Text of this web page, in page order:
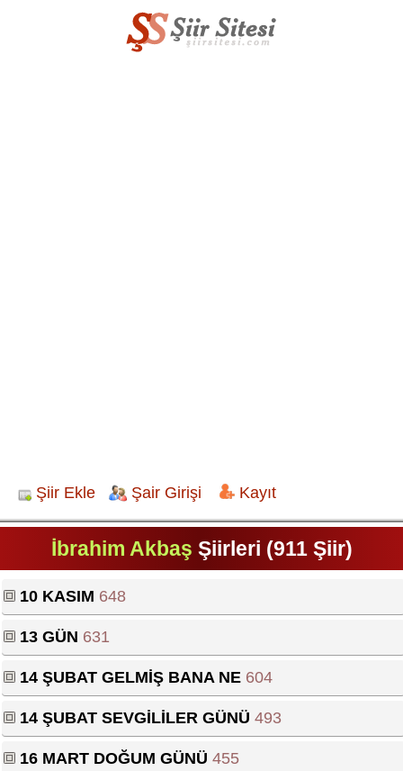
Şiir Ekle Şair Girişi Kayıt
İbrahim Akbaş Şiirleri (911 Şiir)
10 KASIM 648
13 GÜN 631
14 ŞUBAT GELMİŞ BANA NE 604
14 ŞUBAT SEVGİLİLER GÜNÜ 493
16 MART DOĞUM GÜNÜ 455